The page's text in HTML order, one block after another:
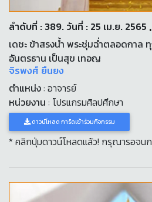
ลำดับที่ : 389. วันที่ : 25 เม.ย. 2565
เดชะ ข้าสรงน้ำ พระชุ่มฉ่ำตลอดกาล
อันตรธาน เป็นสุข เทอญ
จิรพงศ์ ยืนยง
ตำแหน่ง: อาจารย์
หน่วยงาน : โปรแกรมศิลปศึกษา
ดาวน์โหลด การ์ดเข้าร่วมกิจกรรม
* คลิกปุ่มดาวน์โหลดแล้ว! กรุณารอจน